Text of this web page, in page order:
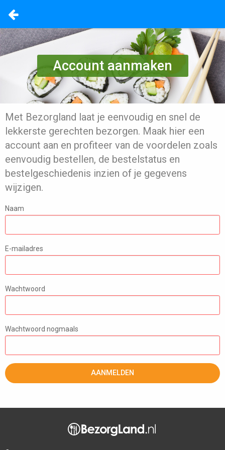
Account aanmaken
Met Bezorgland laat je eenvoudig en snel de
lekkerste gerechten bezorgen. Maak hier een
account aan en profiteer van de voordelen zoals
eenvoudig bestellen, de bestelstatus en
bestelgeschiedenis inzien of je gegevens
wijzigen.
Naam
E-mailadres
Wachtwoord
Wachtwoord nogmaals
AANMELDEN